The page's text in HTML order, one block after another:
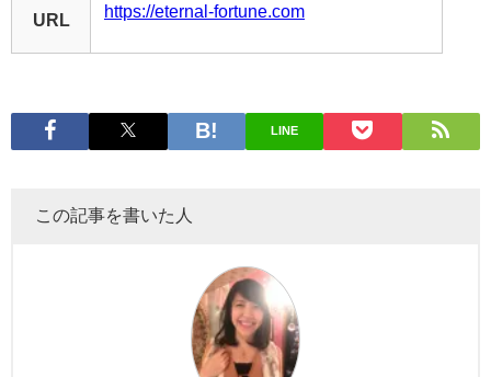
URL https://eternal-fortune.com
LINE
この記事を書いた人